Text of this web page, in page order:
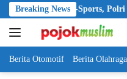
Skip
to
content
Breaking News
Ekosistem E-Sports, Polri
Berita Otomotif Berita Olahraga